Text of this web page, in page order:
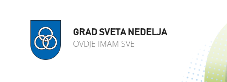
GRAD SVETA NEDELJA
OVDJE IMAM SVE